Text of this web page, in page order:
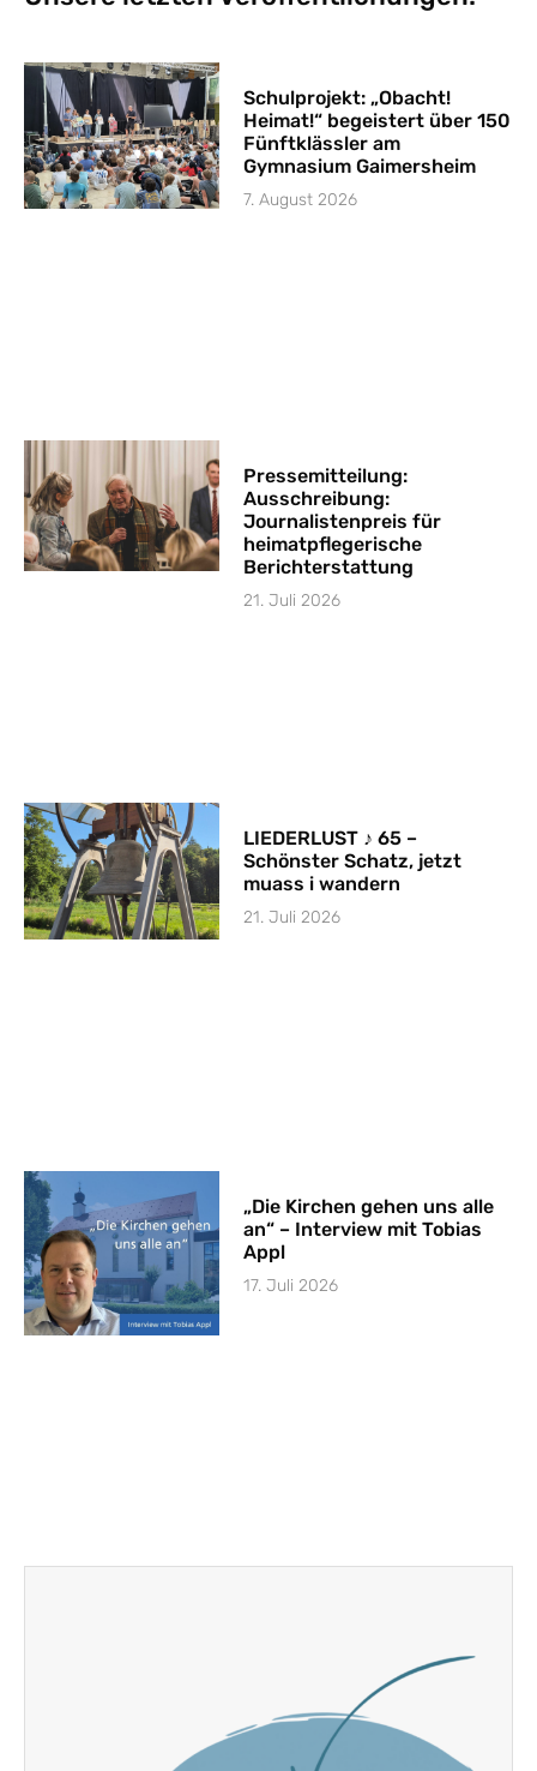
Schulprojekt: „Obacht!
Heimat!“ begeistert über 150
Fünftklässler am
Gymnasium Gaimersheim
7. August 2026
Pressemitteilung:
Ausschreibung:
Journalistenpreis für
heimatpflegerische
Berichterstattung
21. Juli 2026
LIEDERLUST ♪ 65 –
Schönster Schatz, jetzt
muass i wandern
21. Juli 2026
„Die Kirchen gehen uns alle
an“ – Interview mit Tobias
Appl
17. Juli 2026